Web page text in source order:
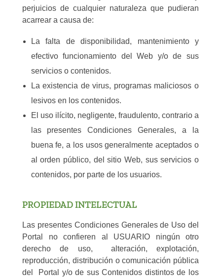
perjuicios de cualquier naturaleza que pudieran
acarrear a causa de:
La falta de disponibilidad, mantenimiento y
efectivo funcionamiento del Web y/o de sus
servicios o contenidos.
La existencia de virus, programas maliciosos o
lesivos en los contenidos.
El uso ilícito, negligente, fraudulento, contrario a
las presentes Condiciones Generales, a la
buena fe, a los usos generalmente aceptados o
al orden público, del sitio Web, sus servicios o
contenidos, por parte de los usuarios.
PROPIEDAD INTELECTUAL
Las presentes Condiciones Generales de Uso del
Portal no confieren al USUARIO ningún otro
derecho de uso, alteración, explotación,
reproducción, distribución o comunicación pública
del Portal y/o de sus Contenidos distintos de los